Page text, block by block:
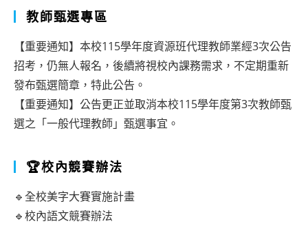
教師甄選專區
【重要通知】本校115學年度資源班代理教師業經3次公告
招考，仍無人報名，後續將視校內課務需求，不定期重新
發布甄選簡章，特此公告。
【重要通知】公告更正並取消本校115學年度第3次教師甄
選之「一般代理教師」甄選事宜。
🏆校內競賽辦法
🔹全校美字大賽實施計畫
🔹校內語文競賽辦法